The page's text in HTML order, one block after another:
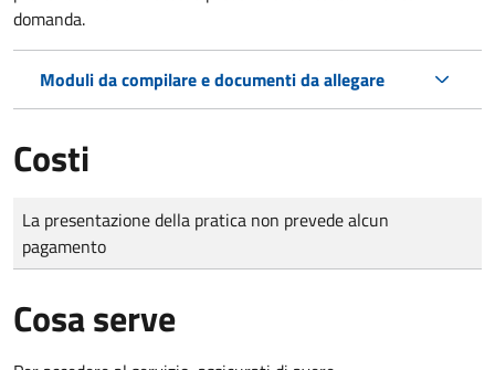
domanda.
Moduli da compilare e documenti da allegare
Costi
Tipo di pagamento
Importo
La presentazione della pratica non prevede alcun
pagamento
Cosa serve